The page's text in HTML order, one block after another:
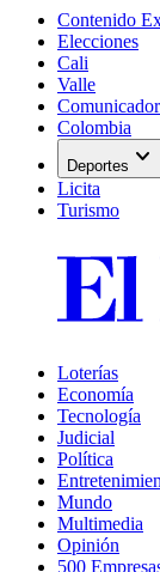
Contenido
Elecciones
Cali
Valle
Colombia
Deportes expand_more
Licita
Turismo
Loterías
Economía
Tecnología
Judicial
Política
Mundo
Multimedia
Opinión
500